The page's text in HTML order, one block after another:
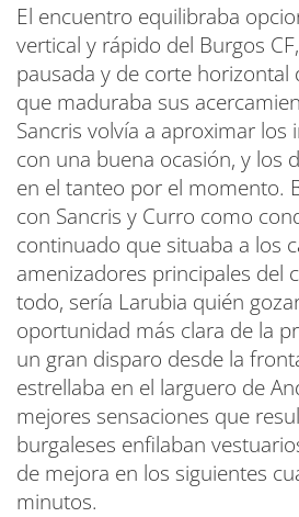
El encuentro equilibraba
vertical y rápido del Burgos
pausada y de corte horizontal
que maduraba sus
Sancris volvía a aproximar los
con una buena ocasión, y los
en el tanteo por el momento.
con Sancris y Curro como
continuado que situaba a los
amenizadores principales del
todo, sería Larubia quién
oportunidad más clara de la
un gran disparo desde la
estrellaba en el larguero de
mejores sensaciones que
burgaleses enfilaban
de mejora en los siguientes
minutos.